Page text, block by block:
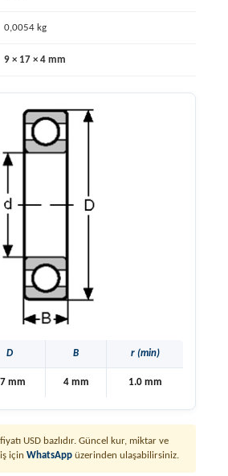
0,0054 kg
9 × 17 × 4 mm
D B r (min)
mm 4 mm 1.0 mm
fiyatı USD bazlıdır. Güncel kur, miktar ve
için WhatsApp üzerinden ulaşabilirsiniz.